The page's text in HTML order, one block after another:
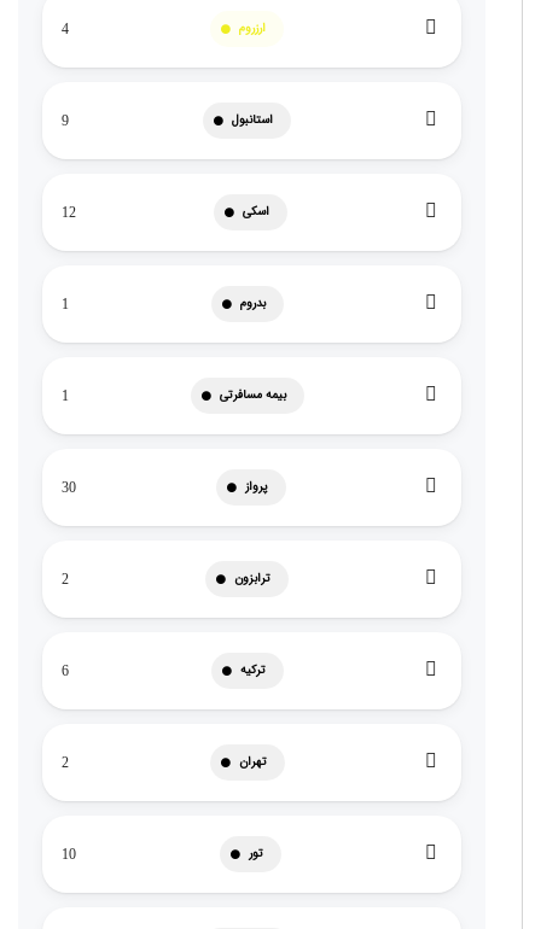
ارزروم 4
استانبول 9
اسکی 12
بدروم 1
بیمه مسافرتی 1
پرواز 30
ترابزون 2
ترکیه 6
تهران 2
تور 10